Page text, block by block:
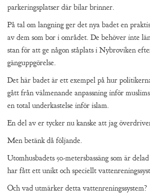
parkeringsplatser där bilar brinner.
På tal om langning ger det nya badet en
av dem som bor i området. De behöver inte
stan för att ge någon ståplats i Nybroviken
gänguppgörelse.
Det här badet är ett exempel på hur
gått från välmenande anpassning inför
en total underkastelse inför islam.
En del av er tycker nu kanske att jag
Men betänk då följande.
Utomhusbadets 50-metersbassäng som är
har fått ett unikt och speciellt
Och vad utmärker detta vattenreningssystem?